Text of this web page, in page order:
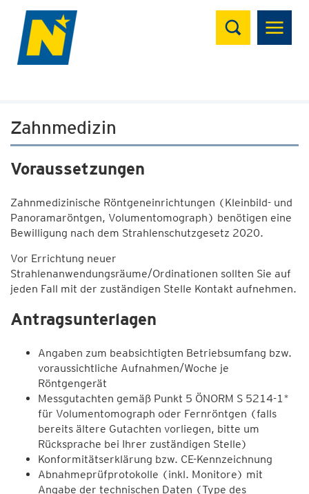
Suchen
Zahnmedizin
Voraussetzungen
Zahnmedizinische Röntgeneinrichtungen (Kleinbild- und
Panoramaröntgen, Volumentomograph) benötigen eine
Bewilligung nach dem Strahlenschutzgesetz 2020.
Vor Errichtung neuer
Strahlenanwendungsräume/Ordinationen sollten Sie auf
jeden Fall mit der zuständigen Stelle Kontakt aufnehmen.
Antragsunterlagen
Angaben zum beabsichtigten Betriebsumfang bzw.
voraussichtliche Aufnahmen/Woche je
Röntgengerät
Messgutachten gemäß Punkt 5 ÖNORM S 5214-1*
für Volumentomograph oder Fernröntgen (falls
bereits ältere Gutachten vorliegen, bitte um
Rücksprache bei Ihrer zuständigen Stelle)
Konformitätserklärung bzw. CE-Kennzeichnung
Abnahmeprüfprotokolle (inkl. Monitore) mit
Angabe der technischen Daten (Type des